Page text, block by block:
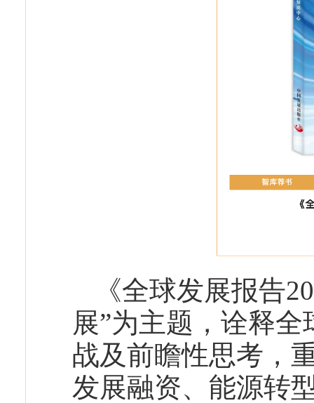
《全球发展报告
展”为主题，诠释
战及前瞻性思考，
发展融资、能源转